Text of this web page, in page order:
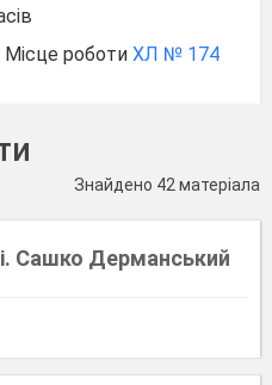
Місце роботи ХЛ № 174
Знайдено 42 матеріала
Сашко Дерманський